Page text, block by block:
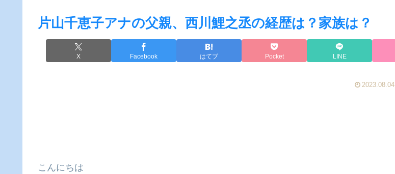
片山千恵子アナの父親、西川鯉之丞の経歴は？家族は？
X Facebook はてブ Pocket LINE
2023.08.04
こんにちは